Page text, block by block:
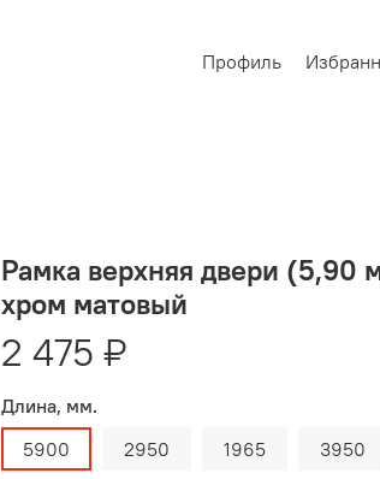
Профиль
Рамка верхняя двери
хром матовый
2 475 ₽
Длина, мм.
5900
2950 1965 3950